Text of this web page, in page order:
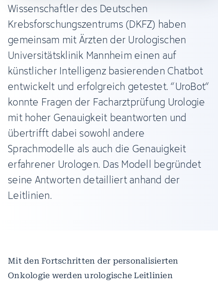
Wissenschaftler des Deutschen
Krebsforschungszentrums (DKFZ) haben
gemeinsam mit Ärzten der Urologischen
Universitätsklinik Mannheim einen auf
künstlicher Intelligenz basierenden Chatbot
entwickelt und erfolgreich getestet. “UroBot“
konnte Fragen der Facharztprüfung Urologie
mit hoher Genauigkeit beantworten und
übertrifft dabei sowohl andere
Sprachmodelle als auch die Genauigkeit
erfahrener Urologen. Das Modell begründet
seine Antworten detailliert anhand der
Leitlinien.
Mit den Fortschritten der personalisierten
Onkologie werden urologische Leitlinien